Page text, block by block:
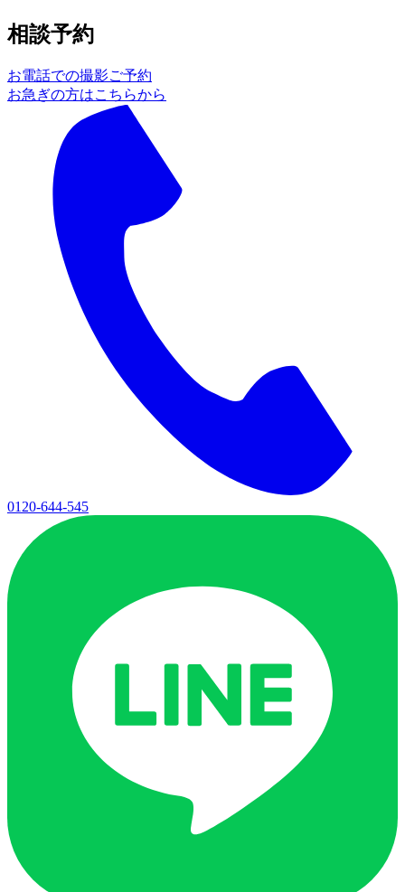
相談予約
お電話での撮影ご予約
お急ぎの方はこちらから
0120-644-545